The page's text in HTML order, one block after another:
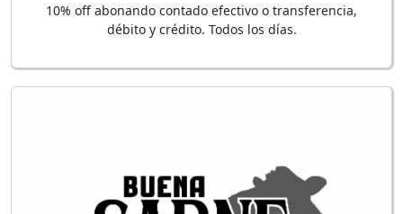
10% off abonando contado efectivo o transferencia,
débito y crédito. Todos los días.